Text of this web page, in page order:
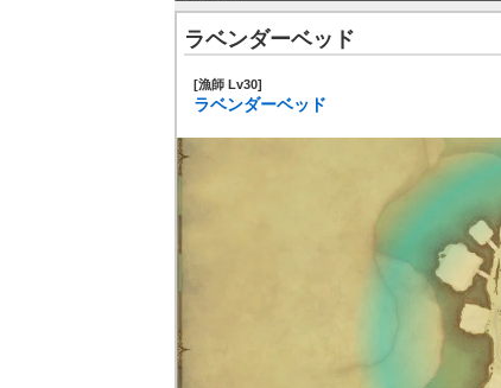
ラベンダーベッド
[漁師 Lv30]
ラベンダーベッド